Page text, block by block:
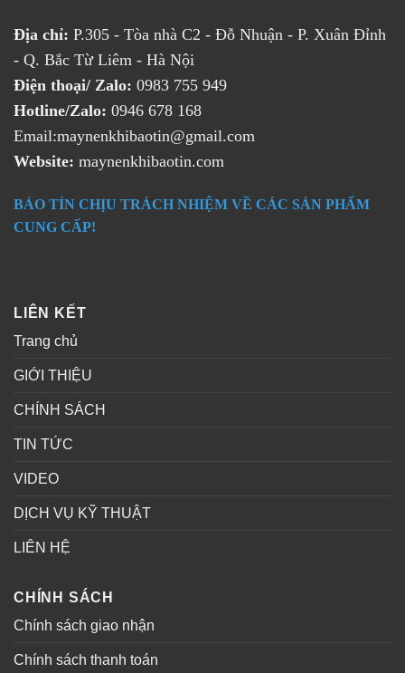
Địa chỉ: P.305 - Tòa nhà C2 - Đỗ Nhuận - P. Xuân Đỉnh
- Q. Bắc Từ Liêm - Hà Nội
Điện thoại/ Zalo: 0983 755 949
Hotline/Zalo: 0946 678 168
Email:maynenkhibaotin@gmail.com
Website: maynenkhibaotin.com
BẢO TÍN CHỊU TRÁCH NHIỆM VỀ CÁC SẢN PHẨM
CUNG CẤP!
LIÊN KẾT
Trang chủ
GIỚI THIỆU
CHÍNH SÁCH
TIN TỨC
VIDEO
DỊCH VỤ KỸ THUẬT
LIÊN HỆ
CHÍNH SÁCH
Chính sách giao nhận
Chính sách thanh toán